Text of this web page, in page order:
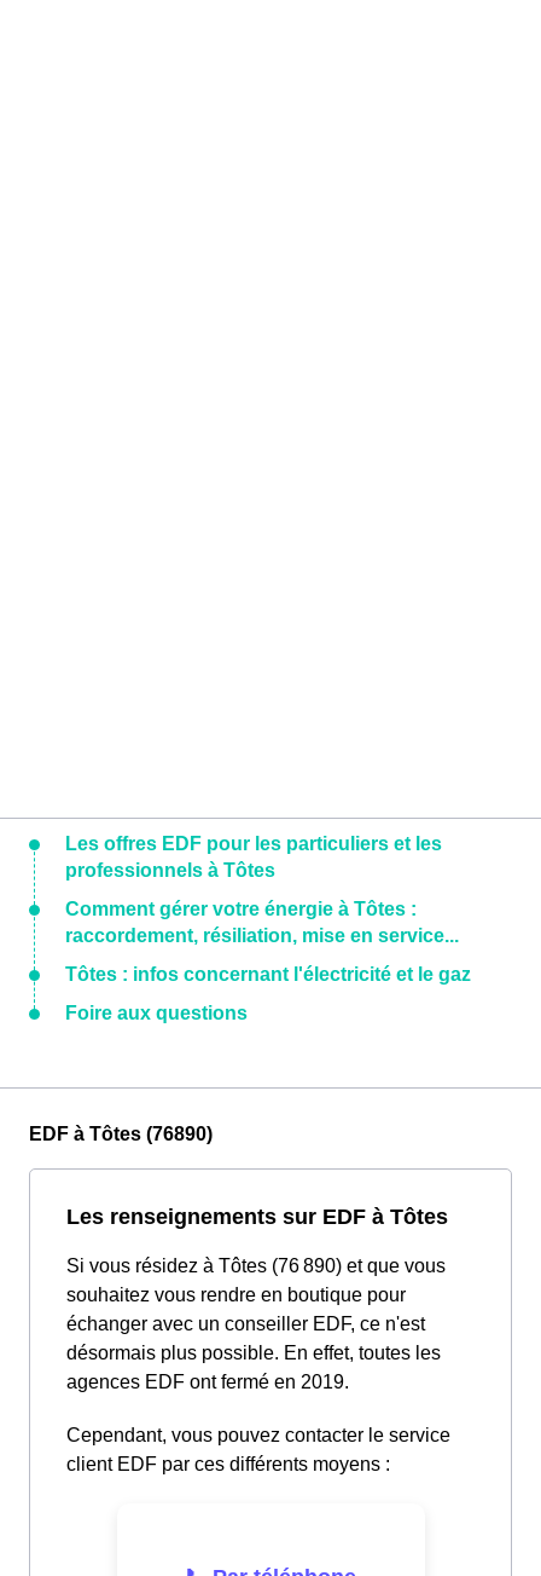
Les offres EDF pour les particuliers et les
professionnels à Tôtes
Comment gérer votre énergie à Tôtes :
raccordement, résiliation, mise en service...
Tôtes : infos concernant l'électricité et le gaz
Foire aux questions
EDF à Tôtes (76890)
Les renseignements sur EDF à Tôtes
Si vous résidez à Tôtes (76 890) et que vous
souhaitez vous rendre en boutique pour
échanger avec un conseiller EDF, ce n'est
désormais plus possible. En effet, toutes les
agences EDF ont fermé en 2019.
Cependant, vous pouvez contacter le service
client EDF par ces différents moyens :